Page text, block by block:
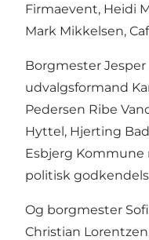
Firmaevent, Heidi
Mark Mikkelsen,
Borgmester Jesper
udvalgsformand
Pedersen Ribe
Hyttel, Hjerting
Esbjerg
politisk
Og borgmester
Christian